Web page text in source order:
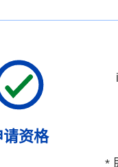
请资格
*